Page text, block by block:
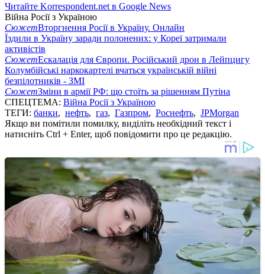
Читайте Korrespondent.net в Google News
Війна Росії з Україною
СюжетВторгнення Росії в Україну. Онлайн
Їздили в Україну заради полонених: у Кореї затримали
активістів
СюжетЕскалація для Європи. Російський дрон в Лейпцигу
Колумбійські наркокартелі вчаться українській війні
безпілотників - ЗМІ
СюжетЗміни в армії РФ: що стоїть за рішенням Путіна
СПЕЦТЕМА: Війна Росії з Україною
ТЕГИ: банки, нефть, газ, Газпром, Роснефть, JPMorgan
Якщо ви помітили помилку, виділіть необхідний текст і
натисніть Ctrl + Enter, щоб повідомити про це редакцію.